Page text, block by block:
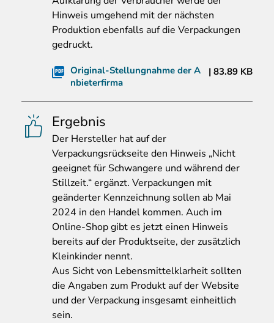
Hinweis umgehend mit der nächsten
Produktion ebenfalls auf die Verpackungen
gedruckt.
Original-Stellungnahme der A
nbieterfirma
83.89 KB
Ergebnis
Der Hersteller hat auf der
Verpackungsrückseite den Hinweis „Nicht
geeignet für Schwangere und während der
Stillzeit.“ ergänzt. Verpackungen mit
geänderter Kennzeichnung sollen ab Mai
2024 in den Handel kommen. Auch im
Online-Shop gibt es jetzt einen Hinweis
bereits auf der Produktseite, der zusätzlich
Kleinkinder nennt.
Aus Sicht von Lebensmittelklarheit sollten
die Angaben zum Produkt auf der Website
und der Verpackung insgesamt einheitlich
sein.